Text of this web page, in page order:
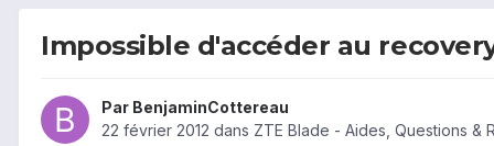
Impossible d'accéder au
Par BenjaminCottereau
22 février 2012 dans ZTE Blade - Aides, Questions &